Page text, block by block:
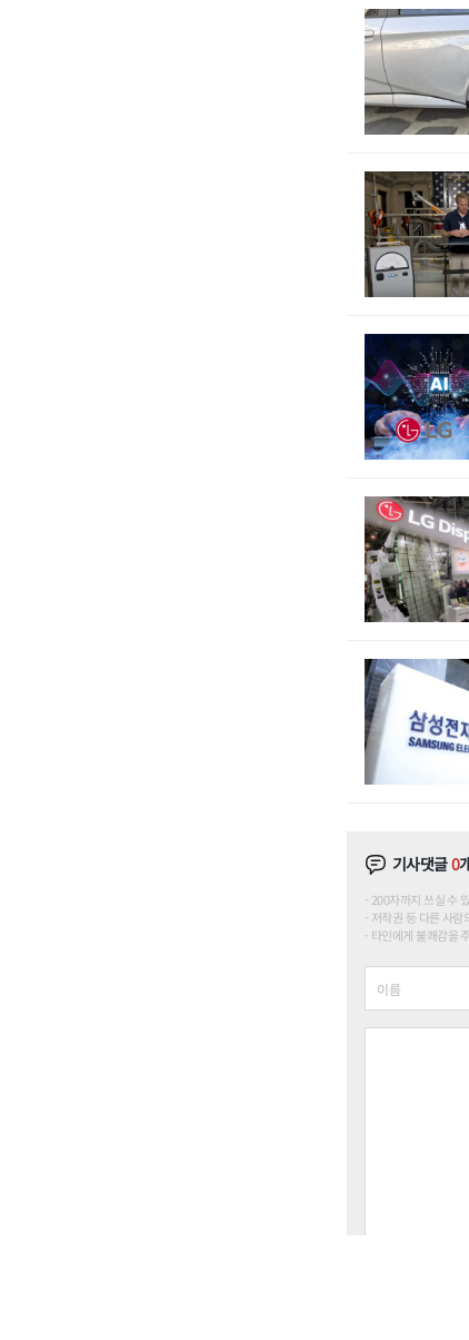
기사댓글0
200자까지 쓰실 수
저작권 등 다른 사람
타인에게 불쾌감을